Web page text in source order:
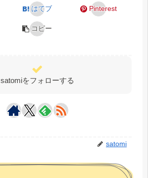
はてブ Pinterest
コピー
satomiをフォローする
satomi